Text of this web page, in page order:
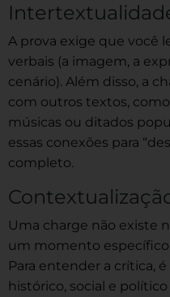
A prova exige que você
verbais (a imagem, a
cenário). Além disso, a
com outros textos,
músicas ou ditados
essas conexões para
completo.
Uma charge não existe
um momento
Para entender a crítica,
histórico, social e